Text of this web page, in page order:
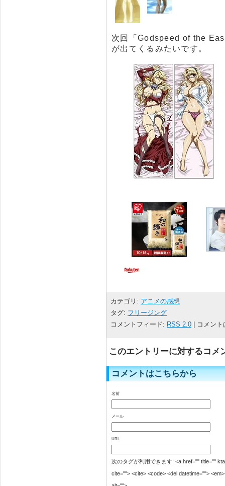
次回「Godspeed of the
が出てくるみたいです。
カテゴリ: アニメの感想
タグ: フリージング
コメントフィード: RSS 2.0 | コメン
このエントリーに対するコメ
コメントはこちらから
名前
メール
URL
次のタグが利用できます: <a href="" title=""
cite=""> <cite> <code> <del datetime="">